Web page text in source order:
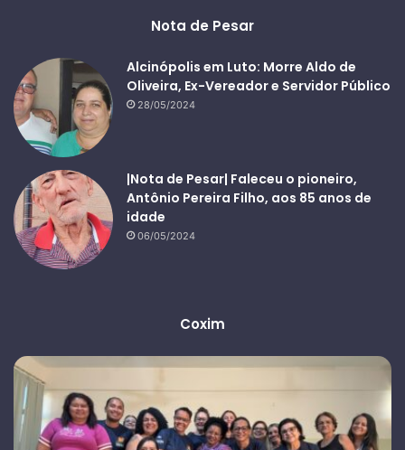
Nota de Pesar
Alcinópolis em Luto: Morre Aldo de
Oliveira, Ex-Vereador e Servidor Público
28/05/2024
|Nota de Pesar| Faleceu o pioneiro,
Antônio Pereira Filho, aos 85 anos de
idade
06/05/2024
Coxim